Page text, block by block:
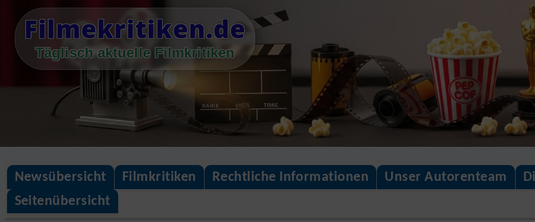
content
Filmekritiken.de
Täglisch aktuelle Filmkritiken
Newsübersicht Filmkritiken Rechtliche Informationen Unser Autorenteam
Seitenübersicht